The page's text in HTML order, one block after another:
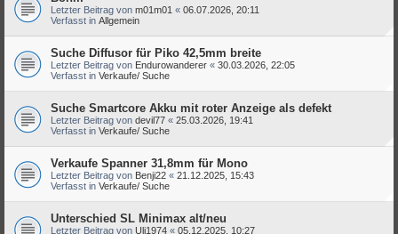
Letzter Beitrag von m01m01 « 06.07.2026, 20:11
Verfasst in Allgemein
Suche Diffusor für Piko 42,5mm breite
Letzter Beitrag von Endurowanderer « 30.03.2026, 22:05
Verfasst in Verkaufe/ Suche
Suche Smartcore Akku mit roter Anzeige als defekt
Letzter Beitrag von devil77 « 25.03.2026, 19:41
Verfasst in Verkaufe/ Suche
Verkaufe Spanner 31,8mm für Mono
Letzter Beitrag von Benji22 « 21.12.2025, 15:43
Verfasst in Verkaufe/ Suche
Unterschied SL Minimax alt/neu
Letzter Beitrag von Uli1974 « 05.12.2025, 10:27